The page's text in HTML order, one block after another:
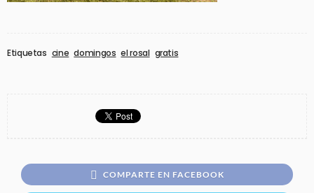
Etiquetas cine domingos el rosal gratis
COMPARTE EN FACEBOOK